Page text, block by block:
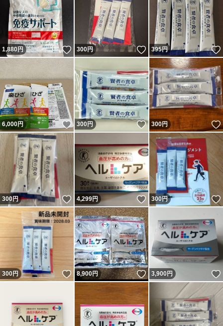
1,880円 いいね！
300円 いいね！
395円
6,000円 いいね！
300円 いいね！
300円
300円 いいね！
4,299円 いいね！
300円
300円 いいね！
8,900円 いいね！
3,900円